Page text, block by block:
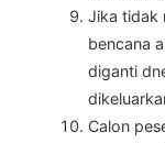
Jika tidak
bencana
diganti
Calon